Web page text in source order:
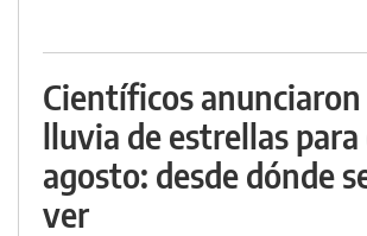
Científicos anunciaron
lluvia de estrellas para
agosto: desde dónde
ver